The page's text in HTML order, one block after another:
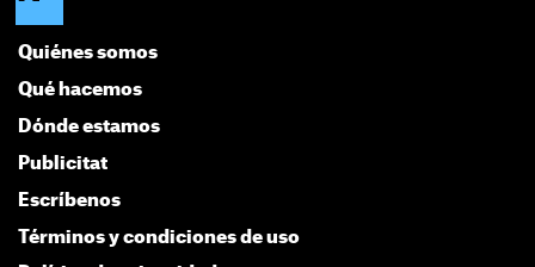
Quiénes somos
Qué hacemos
Dónde estamos
Publicitat
Escríbenos
Términos y condiciones de uso